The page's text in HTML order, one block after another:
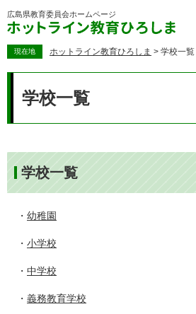
ー
広島県教育委員会ホームページ
現在地 ホットライン教育ひろしま > 学校一覧
学校一覧
学校一覧
・ 幼稚園
・ 小学校
・ 中学校
・ 義務教育学校